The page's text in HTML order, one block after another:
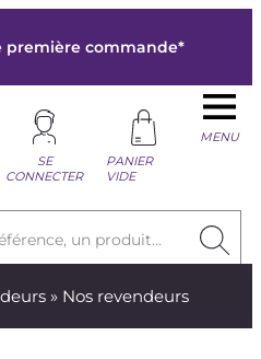
première commande*
un produit...
SE
CONNECTER
PANIER
VIDE
MENU
» Nos revendeurs